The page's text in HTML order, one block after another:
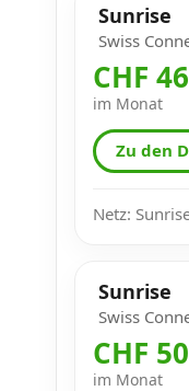
Sunrise
Swiss
CHF
im Monat
Zu den
Netz:
Sunrise
Swiss
CHF
im Monat